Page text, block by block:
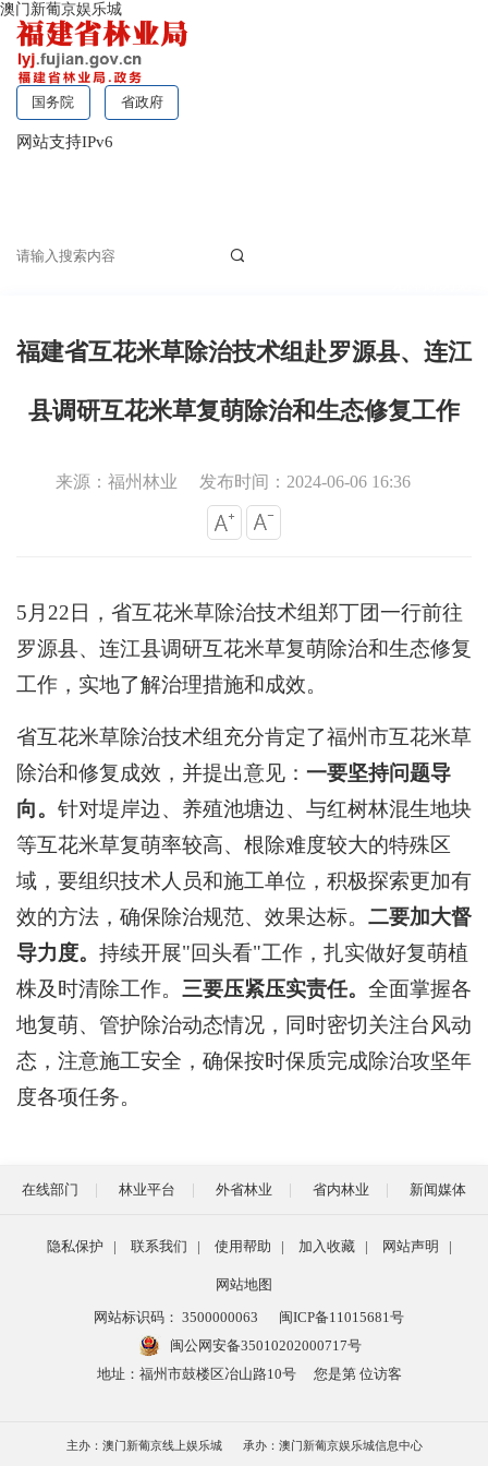
澳门新葡京娱乐城
国务院 省政府
网站支持IPv6
福建省互花米草除治技术组赴罗源县、连江
县调研互花米草复萌除治和生态修复工作
来源：福州林业 发布时间：2024-06-06 16:36
5月22日，省互花米草除治技术组郑丁团一行前往
罗源县、连江县调研互花米草复萌除治和生态修复
工作，实地了解治理措施和成效。
省互花米草除治技术组充分肯定了福州市互花米草
除治和修复成效，并提出意见： 一要坚持问题导
向。 针对堤岸边、养殖池塘边、与红树林混生地块
等互花米草复萌率较高、根除难度较大的特殊区
域，要组织技术人员和施工单位，积极探索更加有
效的方法，确保除治规范、效果达标。 二要加大督
导力度。 持续开展"回头看"工作，扎实做好复萌植
株及时清除工作。 三要压紧压实责任。 全面掌握各
地复萌、管护除治动态情况，同时密切关注台风动
态，注意施工安全，确保按时保质完成除治攻坚年
度各项任务。
在线部门 林业平台 外省林业 省内林业 新闻媒体
隐私保护 | 联系我们 | 使用帮助 | 加入收藏 | 网站声明 |
网站地图
网站标识码： 3500000063
闽ICP备11015681号
闽公网安备35010202000717号
地址：福州市鼓楼区冶山路10号
您是第 位访客
主办：澳门新葡京线上娱乐城 承办：澳门新葡京娱乐城信息中心